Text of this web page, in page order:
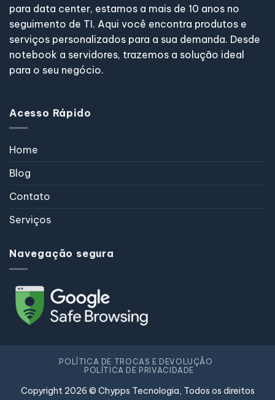
para data center, estamos a mais de 10 anos no
seguimento de TI. Aqui você encontra produtos e
serviços personalizados para a sua demanda. Desde
notebook a servidores, trazemos a solução ideal
para o seu negócio.
Acesso Rápido
Home
Blog
Contato
Serviços
Navegação segura
POLÍTICA DE TROCAS E DEVOLUÇÃO
POLÍTICA DE PRIVACIDADE
Copyright 2026 © Chypps Tecnologia, Todos os direitos